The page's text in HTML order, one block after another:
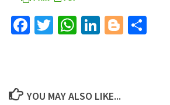
Facebook
TwitterWhatsApp
LinkedIn
Blogger
YOU MAY ALSO LIKE...